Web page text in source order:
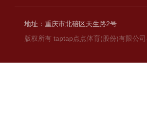
地址：重庆市北碚区天生路2号
版权所有 taptap点点体育(股份)有限公